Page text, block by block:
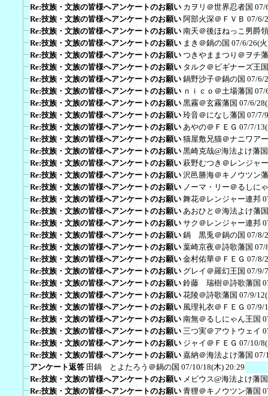
Re:技族・文族の皆様へアンケートのお願い カヲリ＠世界忍者国 07/
Re:技族・文族の皆様へアンケートのお願い 阿部火深＠ＦＶＢ 07/6/
Re:技族・文族の皆様へアンケートのお願い 南天＠後ほねっこ男爵領
Re:技族・文族の皆様へアンケートのお願い まき＠鍋の国 07/6/26(
Re:技族・文族の皆様へアンケートのお願い つきやままつり＠ヲチ
Re:技族・文族の皆様へアンケートのお願い タルク＠ビギナーズ王国
Re:技族・文族の皆様へアンケートのお願い 鍋野沙子＠鍋の国 07/6/
Re:技族・文族の皆様へアンケートのお願い ｎｉｃｏ＠土場藩国 07/
Re:技族・文族の皆様へアンケートのお願い 黒霧＠玄霧藩国 07/6/
Re:技族・文族の皆様へアンケートのお願い 玲音＠になし藩国 07/7/
Re:技族・文族の皆様へアンケートのお願い あやの＠ＦＥＧ 07/7/
Re:技族・文族の皆様へアンケートのお願い 猫屋敷兄猫＠ナニワア
Re:技族・文族の皆様へアンケートのお願い 黒崎克哉@海法よけ藩国
Re:技族・文族の皆様へアンケートのお願い 萩野むつき＠レンジャ
Re:技族・文族の皆様へアンケートのお願い 沢邑勝海＠キノウツン
Re:技族・文族の皆様へアンケートのお願い ノーマ・リー＠るしに
Re:技族・文族の皆様へアンケートのお願い 舞花＠レンジャー連邦
Re:技族・文族の皆様へアンケートのお願い あおひと＠海法よけ藩国
Re:技族・文族の皆様へアンケートのお願い サク＠レンジャー連邦
Re:技族・文族の皆様へアンケートのお願い 鍋 黒兎＠鍋の国 07/8/
Re:技族・文族の皆様へアンケートのお願い 葉崎京夜＠詩歌藩国 07/
Re:技族・文族の皆様へアンケートのお願い 金村佑華＠ＦＥＧ 07/8/
Re:技族・文族の皆様へアンケートのお願い グレイ＠羅幻王国 07/9/
Re:技族・文族の皆様へアンケートのお願い 鈴藤 瑞樹＠詩歌藩国
Re:技族・文族の皆様へアンケートのお願い 花陵＠詩歌藩国 07/9/
Re:技族・文族の皆様へアンケートのお願い 風理礼衣＠ＦＥＧ 07/9/
Re:技族・文族の皆様へアンケートのお願い 南無＠るしにゃん王国
Re:技族・文族の皆様へアンケートのお願い 三つ実＠アウトウェイ
Re:技族・文族の皆様へアンケートのお願い ジャイ＠ＦＥＧ 07/10/
Re:技族・文族の皆様へアンケートのお願い 嘉納＠海法よけ藩国 07/
アンケート返答 田鍋 とよたろう＠鍋の国 07/10/18(木) 20:29
Re:技族・文族の皆様へアンケートのお願い メビウス@海法よけ藩国
Re:技族・文族の皆様へアンケートのお願い 青狸＠キノウツン藩国